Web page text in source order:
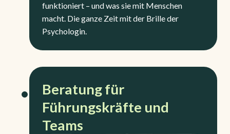
funktioniert – und was sie mit Menschen
macht. Die ganze Zeit mit der Brille der
Psychologin.
Beratung für
Führungskräfte und
Teams